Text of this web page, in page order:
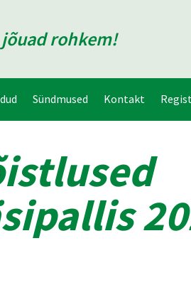
rohkem!
Sündmused Kontakt